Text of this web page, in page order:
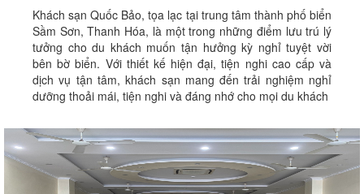
Khách sạn Quốc Bảo, tọa lạc tại trung tâm thành phố biển
Sầm Sơn, Thanh Hóa, là một trong những điểm lưu trú lý
tưởng cho du khách muốn tận hưởng kỳ nghỉ tuyệt vời
bên bờ biển. Với thiết kế hiện đại, tiện nghi cao cấp và
dịch vụ tận tâm, khách sạn mang đến trải nghiệm nghỉ
dưỡng thoải mái, tiện nghi và đáng nhớ cho mọi du khách